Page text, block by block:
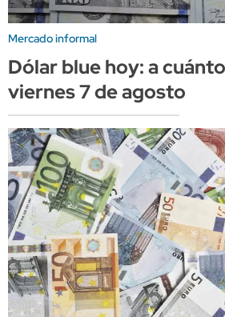
Mercado informal
Dólar blue hoy: a
viernes 7 de agosto